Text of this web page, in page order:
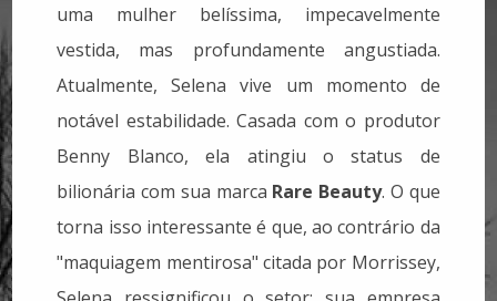
uma mulher belíssima, impecavelmente
vestida, mas profundamente angustiada.
Atualmente, Selena vive um momento de
notável estabilidade. Casada com o produtor
Benny Blanco, ela atingiu o status de
bilionária com sua marca Rare Beauty. O que
torna isso interessante é que, ao contrário da
"maquiagem mentirosa" citada por Morrissey,